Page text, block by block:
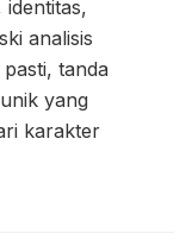
identitas,
analisis
tanda
yang
karakter